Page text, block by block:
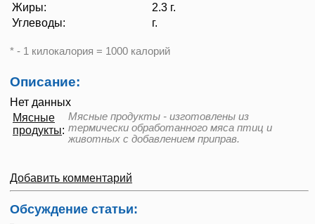
Жиры:
2.3 г.
Углеводы:
г.
* - 1 килокалория = 1000 калорий
Описание:
Нет данных
Мясные
продукты:
Мясные продукты - изготовлены из
термически обработанного мяса птиц и
животных с добавлением приправ.
Добавить комментарий
Обсуждение статьи: